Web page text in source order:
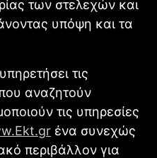
των στελεχών και
υπόψη και τα
τις
αναζητούν
τις υπηρεσίες
ένα συνεχώς
περιβάλλον για